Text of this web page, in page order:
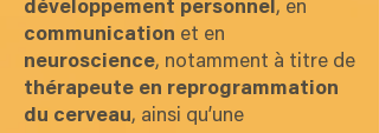
développement personnel, en
communication et en
neuroscience, notamment à titre de
thérapeute en reprogrammation
du cerveau, ainsi qu’une